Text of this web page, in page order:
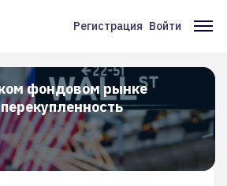
Меню
учётной
записи
пользователя
Регистрация Войти
фондовом рынке